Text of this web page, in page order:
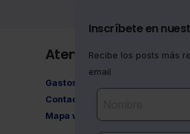
Inscríbete en
Recibe los posts más
email
Atención al cliente
Gastos de envío
Contacto
Mapa web